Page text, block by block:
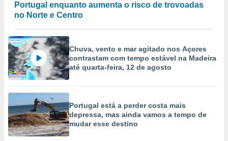
Portugal enquanto aumenta o risco de trovoadas
no Norte e Centro
Chuva, vento e mar agitado nos Açores
contrastam com tempo estável na Madeira
até quarta-feira, 12 de agosto
Portugal está a perder costa mais
depressa, mas ainda vamos a tempo de
mudar esse destino